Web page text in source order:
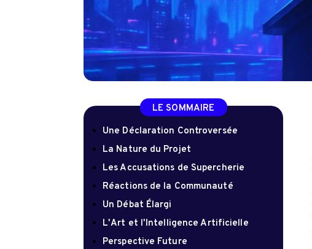
LE SOMMAIRE
Une Déclaration Controversée
La Nature du Projet
Les Accusations de Supercherie
Réactions de la Communauté
Un Débat Élargi
L'Art et l'Intelligence Artificielle
Perspective Future